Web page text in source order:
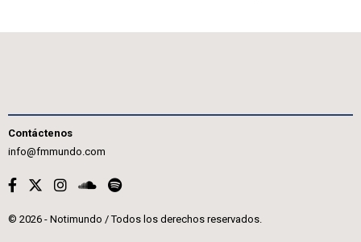
Contáctenos
info@fmmundo.com
© 2026 - Notimundo / Todos los derechos reservados.